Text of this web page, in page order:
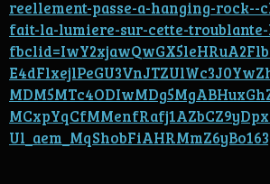
reellement-passe-a-hanging-rock--
fait-la-lumiere-sur-cette-